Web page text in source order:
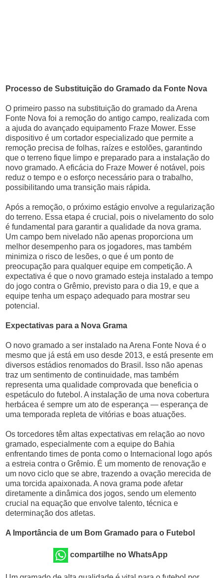
Processo de Substituição do Gramado da Fonte Nova
O primeiro passo na substituição do gramado da Arena
Fonte Nova foi a remoção do antigo campo, realizada com
a ajuda do avançado equipamento Fraze Mower. Esse
dispositivo é um cortador especializado que permite a
remoção precisa de folhas, raízes e estolões, garantindo
que o terreno fique limpo e preparado para a instalação do
novo gramado. A eficácia do Fraze Mower é notável, pois
reduz o tempo e o esforço necessário para o trabalho,
possibilitando uma transição mais rápida.
Após a remoção, o próximo estágio envolve a regularização
do terreno. Essa etapa é crucial, pois o nivelamento do solo
é fundamental para garantir a qualidade da nova grama.
Um campo bem nivelado não apenas proporciona um
melhor desempenho para os jogadores, mas também
minimiza o risco de lesões, o que é um ponto de
preocupação para qualquer equipe em competição. A
expectativa é que o novo gramado esteja instalado a tempo
do jogo contra o Grêmio, previsto para o dia 19, e que a
equipe tenha um espaço adequado para mostrar seu
potencial.
Expectativas para a Nova Grama
O novo gramado a ser instalado na Arena Fonte Nova é o
mesmo que já está em uso desde 2013, e está presente em
diversos estádios renomados do Brasil. Isso não apenas
traz um sentimento de continuidade, mas também
representa uma qualidade comprovada que beneficia o
espetáculo do futebol. A instalação de uma nova cobertura
herbácea é sempre um ato de esperança — esperança de
uma temporada repleta de vitórias e boas atuações.
Os torcedores têm altas expectativas em relação ao novo
gramado, especialmente com a equipe do Bahia
enfrentando times de ponta como o Internacional logo após
a estreia contra o Grêmio. É um momento de renovação e
um novo ciclo que se abre, trazendo a ovação merecida de
uma torcida apaixonada. A nova grama pode afetar
diretamente a dinâmica dos jogos, sendo um elemento
crucial na equação que envolve talento, técnica e
determinação dos atletas.
A Importância de um Bom Gramado para o Futebol
compartilhe no WhatsApp